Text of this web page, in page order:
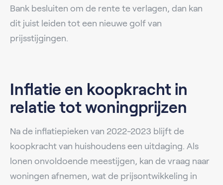
Bank besluiten om de rente te verlagen, dan kan
dit juist leiden tot een nieuwe golf van
prijsstijgingen.
Inflatie en koopkracht in
relatie tot woningprijzen
Na de inflatiepieken van 2022-2023 blijft de
koopkracht van huishoudens een uitdaging. Als
lonen onvoldoende meestijgen, kan de vraag naar
woningen afnemen, wat de prijsontwikkeling in